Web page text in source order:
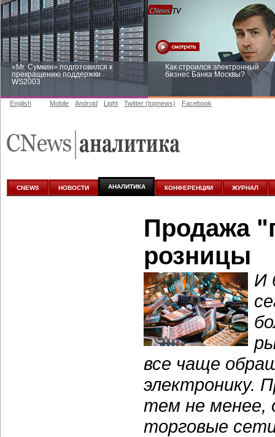
«Mr. Сумкин» подготовился к
прекращению поддержки
WS2003
Как строился электронный
бизнес Банка Москвы?
аналитике
English Mobile Android Light Twitter (topnews) Facebook
CNEWS НОВОСТИ АНАЛИТИКА КОНФЕРЕНЦИИ ЖУРНАЛ
Продажа
розницы
И
все чаще
электронику.
тем не менее,
торговые